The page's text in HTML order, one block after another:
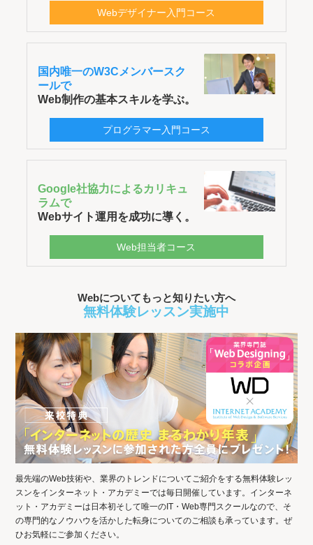
Webデザイナー入門コース
国内唯一のW3Cメンバースク
ールで
Web制作の基本スキルを学ぶ。
プログラマー入門コース
Google社協力によるカリキュ
ラムで
Webサイト運用を成功に導く。
Web担当者コース
Webについてもっと知りたい方へ
無料体験レッスン実施中
最先端のWeb技術や、業界のトレンドについてご紹介をする無料体験レッ
スンをインターネット・アカデミーでは毎日開催しています。インターネ
ット・アカデミーは日本初そして唯一のIT・Web専門スクールなので、そ
の専門的なノウハウを活かした転身についてのご相談も承っています。ぜ
ひお気軽にご参加ください。